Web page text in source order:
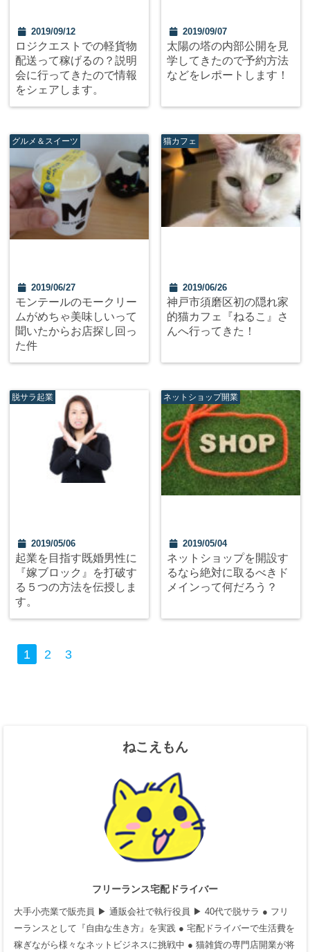
2019/09/12
ロジクエストでの軽貨物
配送って稼げるの？説明
会に行ってきたので情報
をシェアします。
2019/09/07
太陽の塔の内部公開を見
学してきたので予約方法
などをレポートします！
グルメ＆スイーツ
2019/06/27
モンテールのモークリー
ムがめちゃ美味しいって
聞いたからお店探し回っ
た件
猫カフェ
2019/06/26
神戸市須磨区初の隠れ家
的猫カフェ『ねるこ』さ
んへ行ってきた！
脱サラ起業
2019/05/06
起業を目指す既婚男性に
『嫁ブロック』を打破す
る５つの方法を伝授しま
す。
ネットショップ開業
2019/05/04
ネットショップを開設す
るなら絶対に取るべきド
メインって何だろう？
1 2 3
ねこえもん
フリーランス宅配ドライバー
大手小売業で販売員 ▶ 通販会社で執行役員 ▶ 40代で脱サラ ● フリ
ーランスとして『自由な生き方』を実践 ● 宅配ドライバーで生活費を
稼ぎながら様々なネットビジネスに挑戦中 ● 猫雑貨の専門店開業が将